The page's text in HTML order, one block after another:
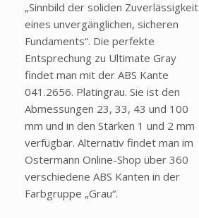
„Sinnbild der soliden Zuverlässigkeit
eines unvergänglichen, sicheren
Fundaments“. Die perfekte
Entsprechung zu Ultimate Gray
findet man mit der ABS Kante
041.2656. Platingrau. Sie ist den
Abmessungen 23, 33, 43 und 100
mm und in den Stärken 1 und 2 mm
verfügbar. Alternativ findet man im
Ostermann Online-Shop über 360
verschiedene ABS Kanten in der
Farbgruppe „Grau“.